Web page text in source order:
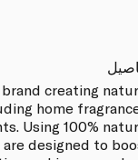
creating
home
Using 100%
designed to